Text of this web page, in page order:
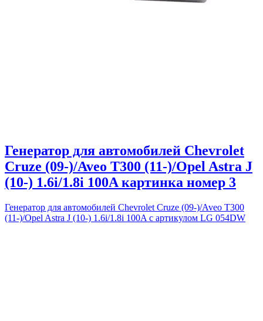
Генератор для автомобилей Chevrolet
Cruze (09-)/Aveo T300 (11-)/Opel Astra J
(10-) 1.6i/1.8i 100A картинка номер 3
Генератор для автомобилей Chevrolet Cruze (09-)/Aveo T300
(11-)/Opel Astra J (10-) 1.6i/1.8i 100A с артикулом LG 054DW